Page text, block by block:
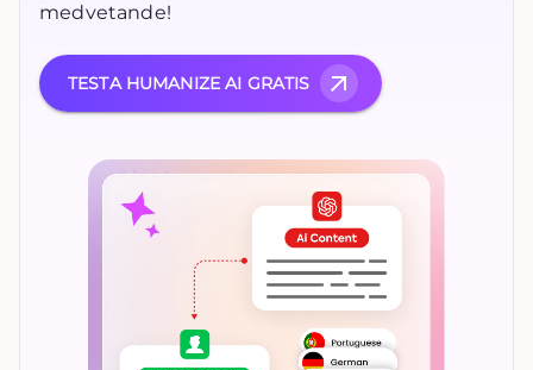
medvetande!
TESTA HUMANIZE AI GRATIS